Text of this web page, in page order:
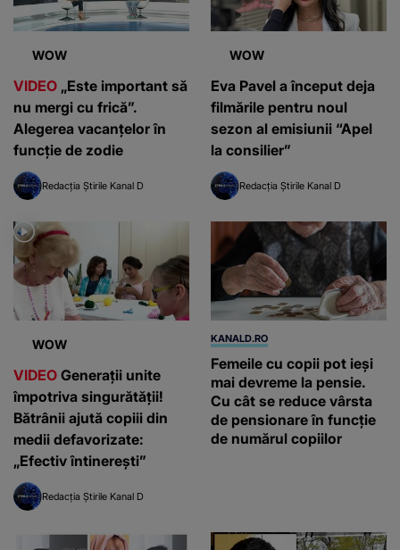
WOW
VIDEO „Este important să
nu mergi cu frică”.
Alegerea vacanțelor în
funcție de zodie
Redacția Știrile Kanal D
WOW
Eva Pavel a început deja
filmările pentru noul
sezon al emisiunii “Apel
la consilier”
Redacția Știrile Kanal D
WOW
VIDEO Generații unite
împotriva singurătății!
Bătrânii ajută copiii din
medii defavorizate:
„Efectiv întinerești”
Redacția Știrile Kanal D
KANALD.RO
Femeile cu copii pot ieși
mai devreme la pensie.
Cu cât se reduce vârsta
de pensionare în funcție
de numărul copiilor